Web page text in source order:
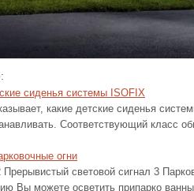
сиденья системы ISOFIX
какие детские сиденья
Соответствующий класс
огни
световой сигнал 3
Вы можете осветить припарко